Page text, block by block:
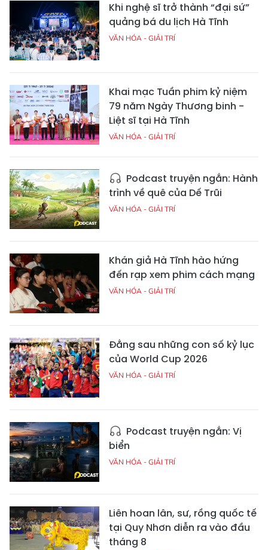
Khi nghệ sĩ trở thành “đại sứ”
quảng bá du lịch Hà Tĩnh
VĂN HÓA - GIẢI TRÍ
Khai mạc Tuần phim kỷ niệm
79 năm Ngày Thương binh -
Liệt sĩ tại Hà Tĩnh
VĂN HÓA - GIẢI TRÍ
Podcast truyện ngắn: Hành
trình về quê của Dế Trũi
VĂN HÓA - GIẢI TRÍ
Khán giả Hà Tĩnh hào hứng
đến rạp xem phim cách mạng
VĂN HÓA - GIẢI TRÍ
Đằng sau những con số kỷ lục
của World Cup 2026
VĂN HÓA - GIẢI TRÍ
Podcast truyện ngắn: Vị
biển
VĂN HÓA - GIẢI TRÍ
Liên hoan lân, sư, rồng quốc tế
tại Quy Nhơn diễn ra vào đầu
tháng 8